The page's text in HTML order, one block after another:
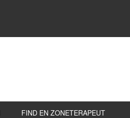
FIND EN ZONETERAPEUT